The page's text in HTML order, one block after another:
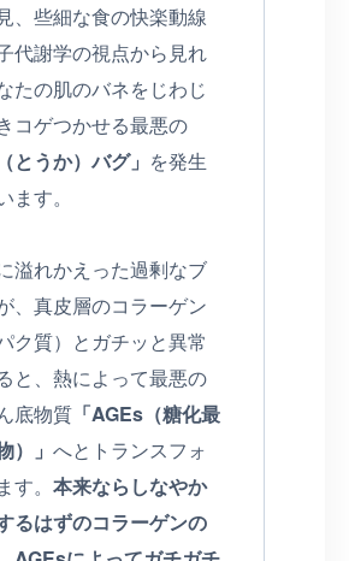
、些細な食の快楽動線
代謝学の視点から見れ
たの肌のバネをじわじ
コゲつかせる最悪の
とうか）バグ」 を発生
ます。
溢れかえった過剰なブ
、真皮層のコラーゲン
ク質）とガチッと異常
と、熱によって最悪の
底物質 「AGEs（糖化最
）」 へとトランスフォ
す。 本来ならしなやか
るはずのコラーゲンの